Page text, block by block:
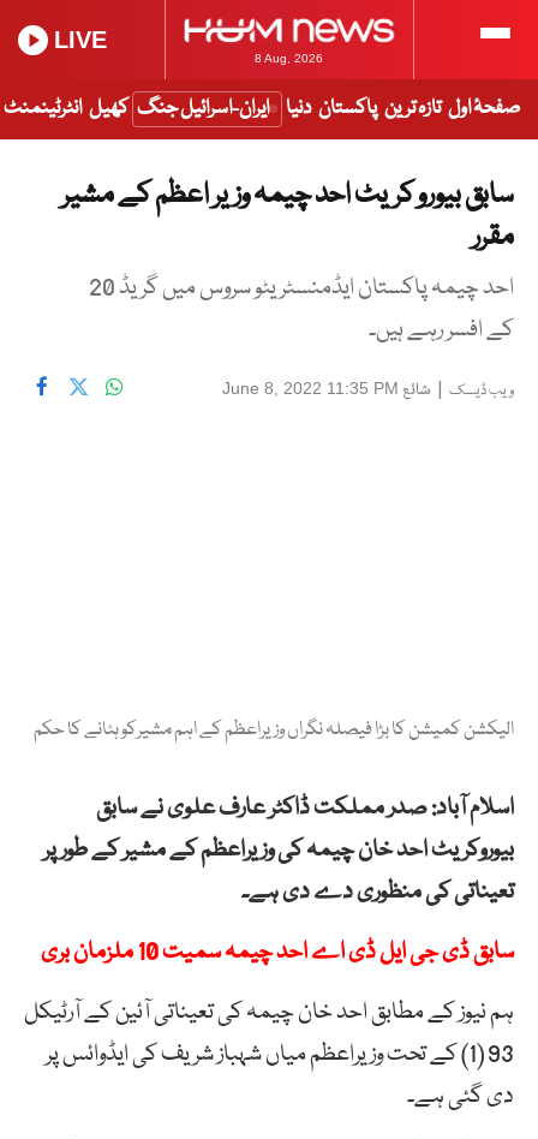
8 Aug, 2026
LIVE
صفحۂ اول تازہ ترین پاکستان دنیا ایران-اسرائیل جنگ کھیل انٹرٹینمنٹ
سابق بیورو کریٹ احد چیمہ وزیر اعظم کے مشیر
مقرر
احد چیمہ پاکستان ایڈمنسٹریٹو سروس میں گریڈ 20
کے افسر رہے ہیں۔
ویب ڈیسک | شائع June 8, 2022 11:35 PM
الیکشن کمیشن کا بڑا فیصلہ نگراں وزیراعظم کے اہم مشیرکو ہٹانے کا حکم
‏اسلام آباد: صدر مملکت ڈاکٹر عارف علوی نے سابق
بیوروکریٹ احد خان چیمہ کی وزیراعظم کے مشیر کے طور پر
تعیناتی کی منظوری دے دی ہے۔
سابق ڈی جی ایل ڈی اے احد چیمہ سمیت 10 ملزمان بری
ہم نیوز کے مطابق احد خان چیمہ کی تعیناتی آئین کے آرٹیکل
93 (1) کے تحت وزیراعظم میاں شہباز شریف کی ایڈوائس پر
دی گئی ہے۔